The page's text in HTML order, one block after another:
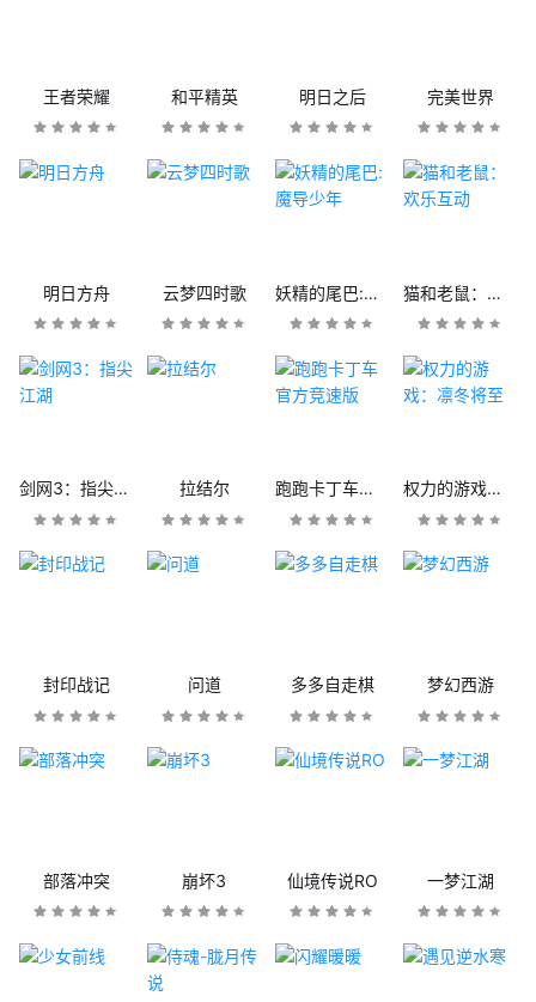
王者荣耀 和平精英 明日之后 完美世界
明日方舟 云梦四时歌 妖精的尾巴:魔导少年 猫和老鼠：欢乐互动
剑网3：指尖江湖 拉结尔 跑跑卡丁车官方竞速版 权力的游戏：凛冬将至
封印战记 问道 多多自走棋 梦幻西游
部落冲突 崩坏3 仙境传说RO 一梦江湖